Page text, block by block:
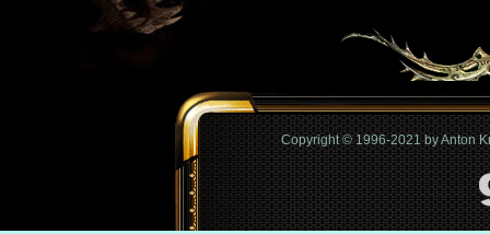
Copyright © 1996-2021 by Anton